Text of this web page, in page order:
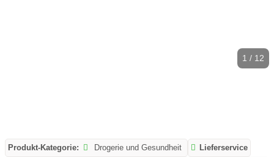
1 / 12
Produkt-Kategorie: Drogerie und Gesundheit
Lieferservice